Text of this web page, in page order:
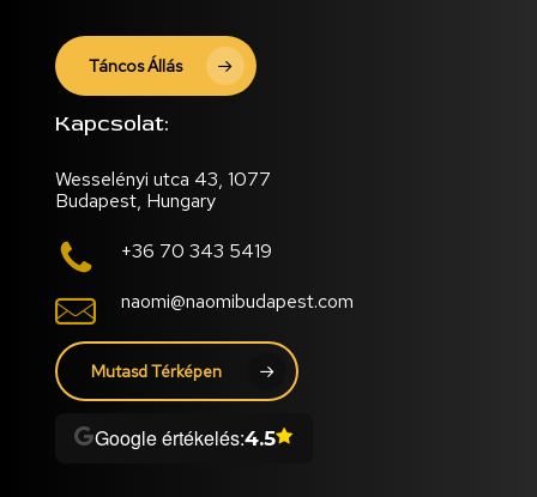
Táncos Állás
Kapcsolat:
Wesselényi utca 43, 1077
Budapest, Hungary
+36 70 343 5419
naomi@naomibudapest.com
Mutasd Térképen
Google értékelés:4.5